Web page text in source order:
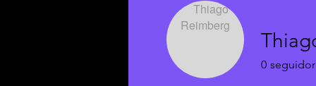
0 seguidor